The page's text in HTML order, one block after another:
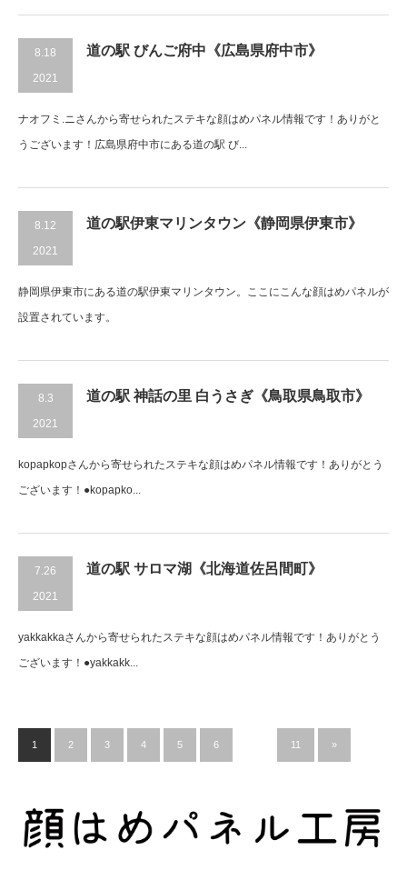
8.18
2021
道の駅 びんご府中《広島県府中市》
ナオフミ.ニさんから寄せられたステキな顔はめパネル情報です！ありがと
うございます！広島県府中市にある道の駅 び...
8.12
2021
道の駅伊東マリンタウン《静岡県伊東市》
静岡県伊東市にある道の駅伊東マリンタウン。ここにこんな顔はめパネルが
設置されています。
8.3
2021
道の駅 神話の里 白うさぎ《鳥取県鳥取市》
kopapkopさんから寄せられたステキな顔はめパネル情報です！ありがとう
ございます！●kopapko...
7.26
2021
道の駅 サロマ湖《北海道佐呂間町》
yakkakkaさんから寄せられたステキな顔はめパネル情報です！ありがとう
ございます！●yakkakk...
1 2 3 4 5 6 11 »